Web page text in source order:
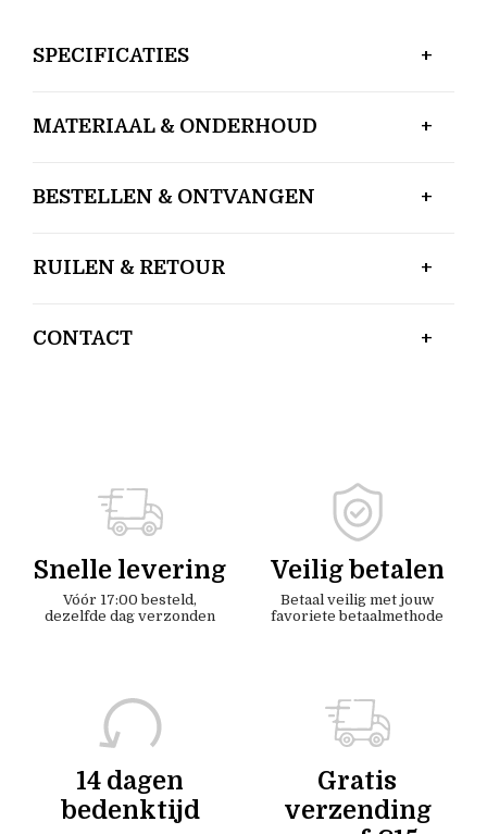
SPECIFICATIES
MATERIAAL & ONDERHOUD
BESTELLEN & ONTVANGEN
RUILEN & RETOUR
CONTACT
Snelle levering
Vóór 17:00 besteld,
dezelfde dag verzonden
Veilig betalen
Betaal veilig met jouw
favoriete betaalmethode
14 dagen
bedenktijd
Gratis
verzending